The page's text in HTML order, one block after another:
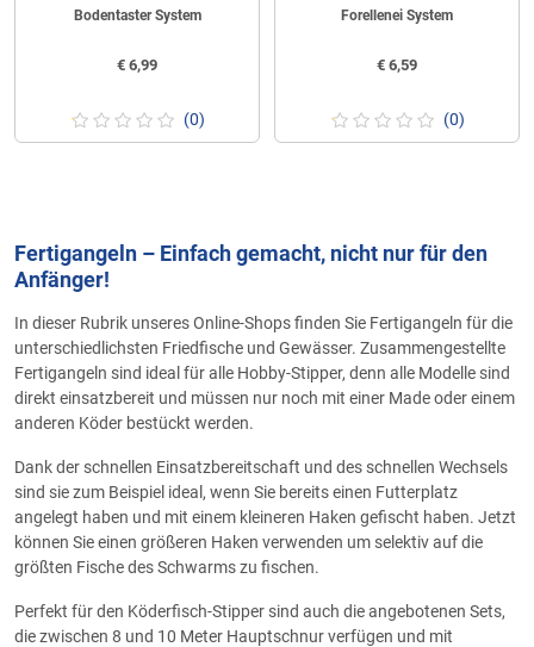
Bodentaster System
€ 6,99
(0)
Forellenei System
€ 6,59
(0)
Fertigangeln – Einfach gemacht, nicht nur für den
Anfänger!
In dieser Rubrik unseres Online-Shops finden Sie Fertigangeln für die
unterschiedlichsten Friedfische und Gewässer. Zusammengestellte
Fertigangeln sind ideal für alle Hobby-Stipper, denn alle Modelle sind
direkt einsatzbereit und müssen nur noch mit einer Made oder einem
anderen Köder bestückt werden.
Dank der schnellen Einsatzbereitschaft und des schnellen Wechsels
sind sie zum Beispiel ideal, wenn Sie bereits einen Futterplatz
angelegt haben und mit einem kleineren Haken gefischt haben. Jetzt
können Sie einen größeren Haken verwenden um selektiv auf die
größten Fische des Schwarms zu fischen.
Perfekt für den Köderfisch-Stipper sind auch die angebotenen Sets,
die zwischen 8 und 10 Meter Hauptschnur verfügen und mit